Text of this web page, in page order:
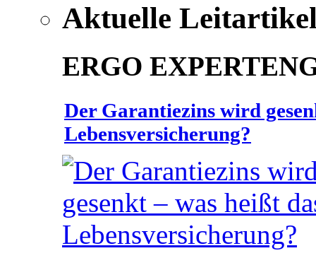
Aktuelle
ERGO
Der Garantiezins wird
Lebensversicherung?